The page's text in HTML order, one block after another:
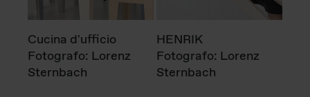
Cucina d'ufficio
Fotografo: Lorenz
Sternbach
HENRIK
Fotografo: Lorenz
Sternbach